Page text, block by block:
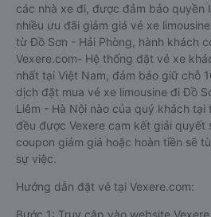
các nhà xe đi, được đảm bảo quyền
nhiều ưu đãi giảm giá vé xe
từ Đồ Sơn - Hải Phòng, hành khách
Vexere.com- Hệ thống đặt vé xe
nhất tại Việt Nam, đảm bảo giữ chỗ
dịch đặt mua vé xe limousine đi Đồ
Liêm - Hà Nội nào của quý khách tại
đều được Vexere cam kết giải quyết
coupon giảm giá hoặc hoàn tiền sẽ
sự việc.
Hướng dẫn đặt vé tại Vexere.com:
Bước 1: Truy cập vào website